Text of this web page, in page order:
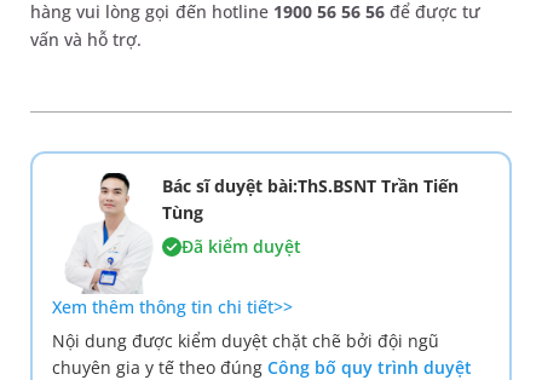
hàng vui lòng gọi đến hotline 1900 56 56 56 để được tư
vấn và hỗ trợ.
Bác sĩ duyệt bài:ThS.BSNT Trần Tiến
Tùng
Đã kiểm duyệt
Xem thêm thông tin chi tiết>>
Nội dung được kiểm duyệt chặt chẽ bởi đội ngũ
chuyên gia y tế theo đúng Công bố quy trình duyệt